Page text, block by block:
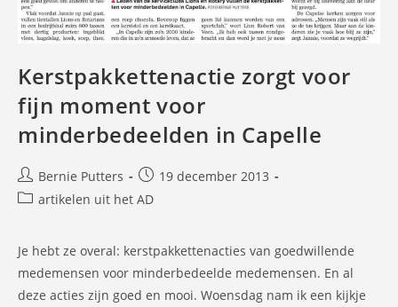
Kerstpakkettenactie zorgt voor
fijn moment voor
minderbedeelden in Capelle
Bericht
auteur:
Bernie Putters
Bericht
gepubliceerd
19 december 2013
Berichtcategorie:
artikelen uit het AD
Je hebt ze overal: kerstpakkettenacties van goedwillende
medemensen voor minderbedeelde medemensen. En al
deze acties zijn goed en mooi. Woensdag nam ik een kijkje